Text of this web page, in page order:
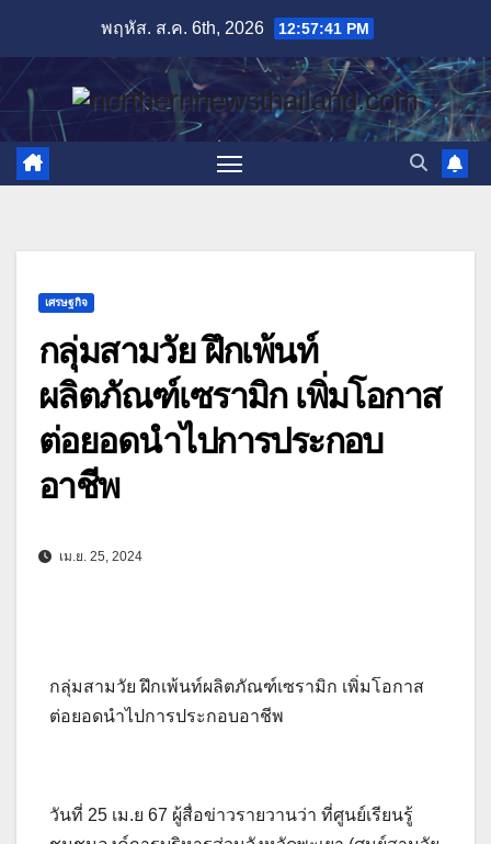
content
พฤหัส. ส.ค. 6th, 2026 12:57:42 PM
เศรษฐกิจ
กลุ่มสามวัย ฝึกเพ้นท์
ผลิตภัณฑ์เซรามิก เพิ่มโอกาส
ต่อยอดนำไปการประกอบ
อาชีพ
เม.ย. 25, 2024
กลุ่มสามวัย ฝึกเพ้นท์ผลิตภัณฑ์เซรามิก เพิ่มโอกาส
ต่อยอดนำไปการประกอบอาชีพ
วันที่ 25 เม.ย 67 ผู้สื่อข่าวรายวานว่า ที่ศูนย์เรียนรู้